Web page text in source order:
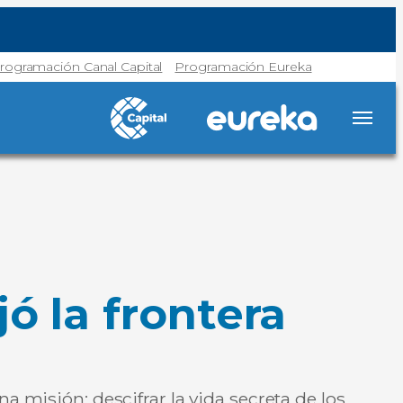
Canal Capital Programación Eureka
la frontera
misión: descifrar la vida secreta de los